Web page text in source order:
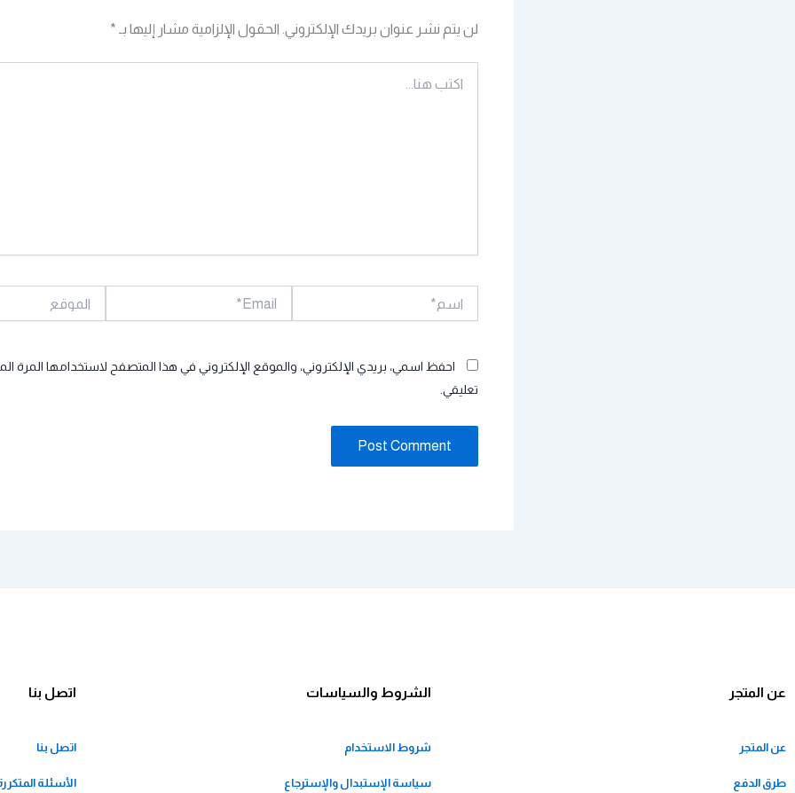
لن يتم نشر عنوان بريدك الإلكتروني. الحقول الإلزامية مشار إليها بـ *
هنا...
احفظ اسمي، بريدي الإلكتروني، والموقع الإلكتروني في هذا المتصفح لاستخدامها المرة
تعليقي.
عن المتجر
عن المتجر
طرق الدفع
الشروط والسياسات
شروط الاستخدام
سياسة الإستبدال والإسترجاع
اتصل بنا
اتصل بنا
الأسئلة